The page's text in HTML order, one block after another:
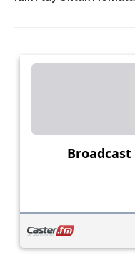
Pemalang Di Tengah
Dinas Pendidikan
Jaga Sumber Mata Air,